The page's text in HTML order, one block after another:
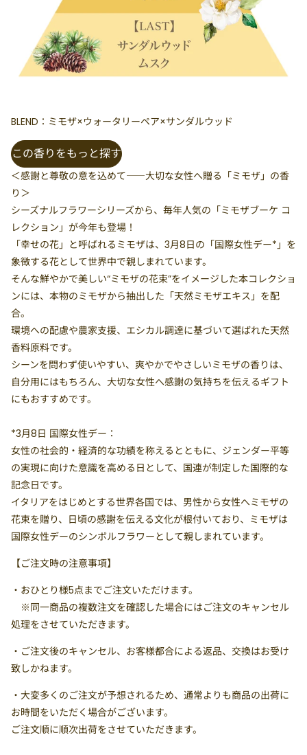
BLEND：ミモザ×ウォータリーペア×サンダルウッド
この香りをもっと探す
＜感謝と尊敬の意を込めて――大切な女性へ贈る「ミモザ」の香
り＞
シーズナルフラワーシリーズから、毎年人気の「ミモザブーケ コ
レクション」が今年も登場！
「幸せの花」と呼ばれるミモザは、3月8日の「国際女性デー*」を
象徴する花として世界中で親しまれています。
そんな鮮やかで美しい“ミモザの花束”をイメージした本コレクショ
ンには、本物のミモザから抽出した「天然ミモザエキス」を配
合。
環境への配慮や農家支援、エシカル調達に基づいて選ばれた天然
香料原料です。
シーンを問わず使いやすい、爽やかでやさしいミモザの香りは、
自分用にはもちろん、大切な女性へ感謝の気持ちを伝えるギフト
にもおすすめです。
*3月8日 国際女性デー：
女性の社会的・経済的な功績を称えるとともに、ジェンダー平等
の実現に向けた意識を高める日として、国連が制定した国際的な
記念日です。
イタリアをはじめとする世界各国では、男性から女性へミモザの
花束を贈り、日頃の感謝を伝える文化が根付いており、ミモザは
国際女性デーのシンボルフラワーとして親しまれています。
【ご注文時の注意事項】
・ おひとり様5点までご注文いただけます。
※同一商品の複数注文を確認した場合にはご注文のキャンセル
処理をさせていただきます。
・ご注文後のキャンセル、お客様都合による返品、交換はお受け
致しかねます。
・大変多くのご注文が予想されるため、通常よりも商品の出荷に
お時間をいただく場合がございます。
ご注文順に順次出荷をさせていただきます。